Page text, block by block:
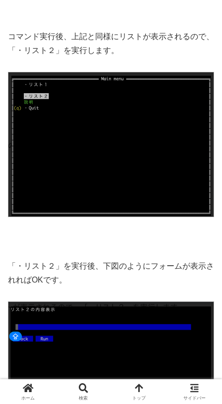
コマンド実行後、上記と同様にリストが表示されるので、
「・リスト２」を実行します。
「・リスト２」を実行後、下図のようにフォームが表示さ
れればOKです。
ホーム 検索 トップ サイドバー